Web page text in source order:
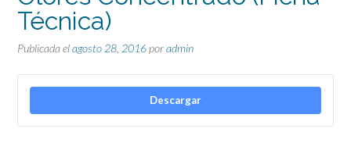
Técnica)
Publicada elagosto 28, 2016poradmin
Descargar